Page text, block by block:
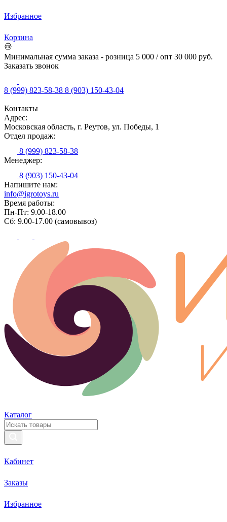
Избранное
Корзина
Минимальная сумма заказа - розница 5 000 / опт 30 000 руб.
Заказать звонок
8 (999) 823-58-38 8 (903) 150-43-04
Контакты
Адрес:
Московская область, г. Реутов, ул. Победы, 1
Отдел продаж:
8 (999) 823-58-38
Менеджер:
8 (903) 150-43-04
Напишите нам:
info@igrotoys.ru
Время работы:
Пн-Пт: 9.00-18.00
Сб: 9.00-17.00 (самовывоз)
Каталог
Кабинет
Заказы
Избранное